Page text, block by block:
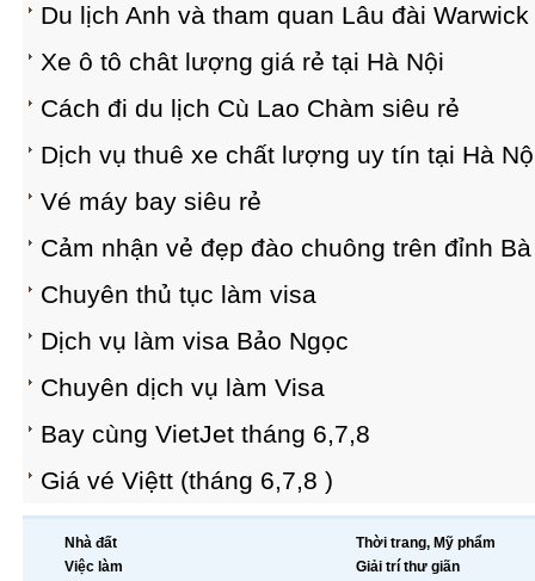
Du lịch Anh và tham quan Lâu đài
Xe ô tô chât lượng giá rẻ tại Hà Nội
Cách đi du lịch Cù Lao Chàm siêu rẻ
Dịch vụ thuê xe chất lượng uy tín tại Hà
Vé máy bay siêu rẻ
Cảm nhận vẻ đẹp đào chuông trên đỉnh
Chuyên thủ tục làm visa
Dịch vụ làm visa Bảo Ngọc
Chuyên dịch vụ làm Visa
Bay cùng VietJet tháng 6,7,8
Giá vé Việtt (tháng 6,7,8 )
Nhà đất
Việc làm
Thời trang, Mỹ phẩm
Giải trí thư giãn